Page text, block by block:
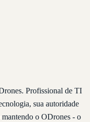
Profissional de TI
sua autoridade
mantendo o ODrones - o